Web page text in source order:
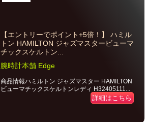
【エントリーでポイント+5倍！】 ハミル
トン HAMILTON ジャズマスタービューマ
チックスケルトン...
腕時計本舗 Edge
商品情報ハミルトン ジャズマスター HAMILTON
ビューマチックスケルトンレディ H32405111...
詳細はこちら